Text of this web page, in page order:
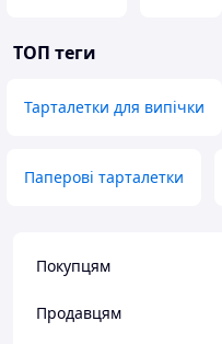
ТОП теги
Тарталетки для випічки
Паперові тарталетки
Покупцям
Продавцям